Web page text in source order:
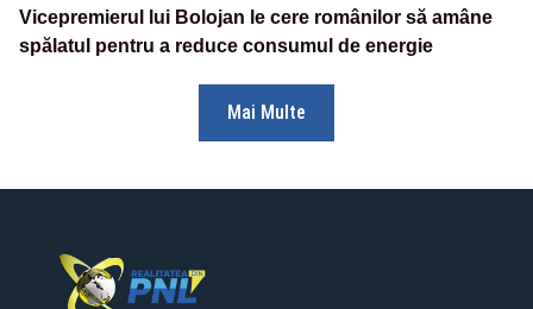
Vicepremierul lui Bolojan le cere românilor să amâne
spălatul pentru a reduce consumul de energie
Mai Multe